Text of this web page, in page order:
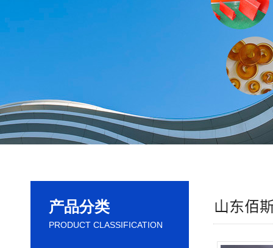
产品分类
PRODUCT CLASSIFICATION